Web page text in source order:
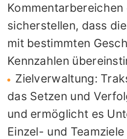
sicherstellen, dass
mit bestimmten
Kennzahlen
Zielverwaltung:
das Setzen und
und ermöglicht es
Einzel- und